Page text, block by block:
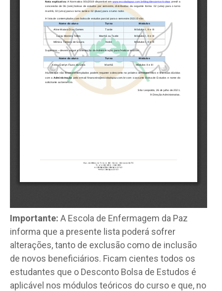
Importante: A Escola de Enfermagem da Paz
informa que a presente lista poderá sofrer
alterações, tanto de exclusão como de inclusão
de novos beneficiários. Ficam cientes todos os
estudantes que o Desconto Bolsa de Estudos é
aplicável nos módulos teóricos do curso e que, no